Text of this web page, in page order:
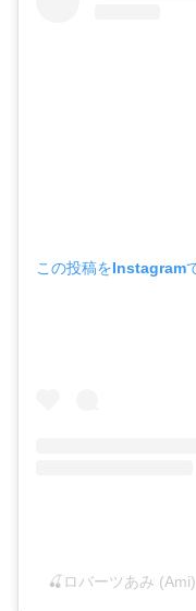
この投稿をInstagram
🍒ロバーツあみ